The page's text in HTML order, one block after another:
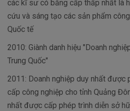
các kĩ sư có bằng cấp thấp nhất là
cứu và sáng tạo các sản phẩm
Quốc tế
2010: Giành danh hiệu "Doanh
Trung Quốc"
2011: Doanh nghiệp duy nhất được
cấp công nghiệp cho tỉnh Quảng
nhất được cấp phép trình diễn sở